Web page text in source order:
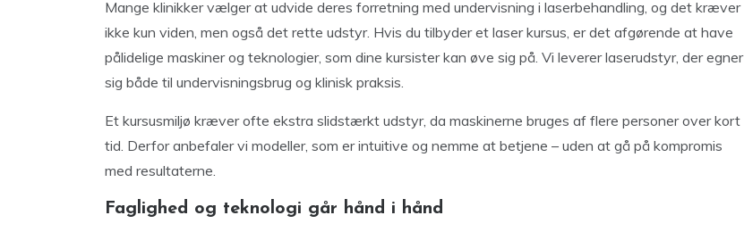
Mange klinikker vælger at udvide deres forretning med undervisning i laserbehandling, og det kræver
ikke kun viden, men også det rette udstyr. Hvis du tilbyder et laser kursus, er det afgørende at have
pålidelige maskiner og teknologier, som dine kursister kan øve sig på. Vi leverer laserudstyr, der egner
sig både til undervisningsbrug og klinisk praksis.
Et kursusmiljø kræver ofte ekstra slidstærkt udstyr, da maskinerne bruges af flere personer over kort
tid. Derfor anbefaler vi modeller, som er intuitive og nemme at betjene – uden at gå på kompromis
med resultaterne.
Faglighed og teknologi går hånd i hånd